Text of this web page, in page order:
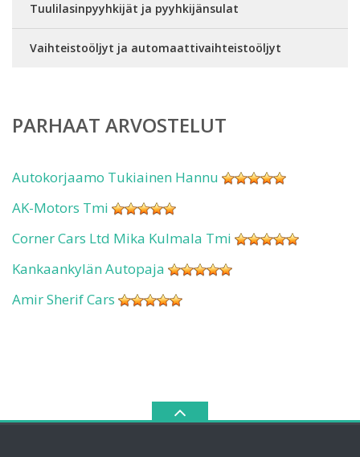
Tuulilasinpyyhkijät ja pyyhkijänsulat
Vaihteistoöljyt ja automaattivaihteistoöljyt
PARHAAT ARVOSTELUT
Autokorjaamo Tukiainen Hannu
AK-Motors Tmi
Corner Cars Ltd Mika Kulmala Tmi
Kankaankylän Autopaja
Amir Sherif Cars